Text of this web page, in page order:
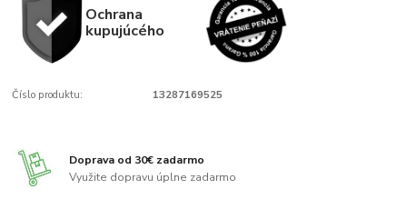
Ochrana
kupujúcého
Číslo produktu: 13287169525
Doprava od 30€ zadarmo
Využite dopravu úplne zadarmo